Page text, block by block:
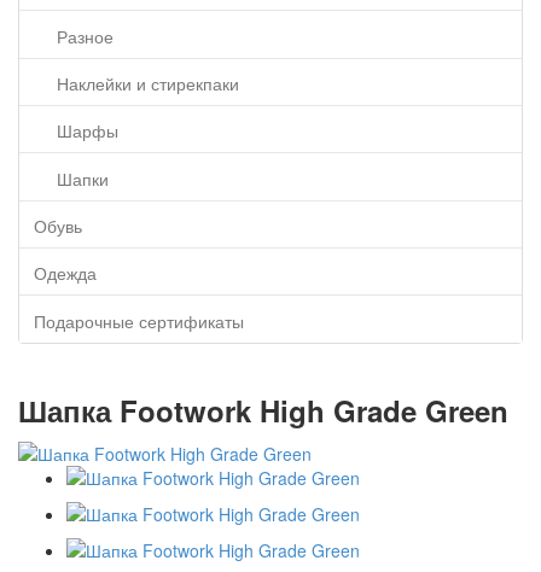
Разное
Наклейки и стирекпаки
Шарфы
Шапки
Обувь
Одежда
Подарочные сертификаты
Шапка Footwork High Grade Green